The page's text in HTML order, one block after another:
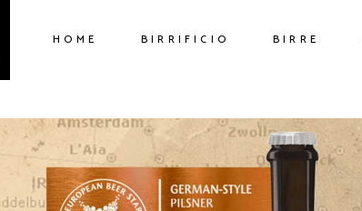
HOME BIRRIFICIO BIRRE